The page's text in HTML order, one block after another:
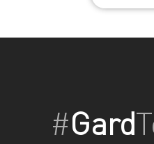
#Gard